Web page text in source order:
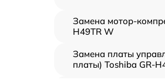
Замена мотор-
H49TR W
Замена платы
платы) Toshiba GR-